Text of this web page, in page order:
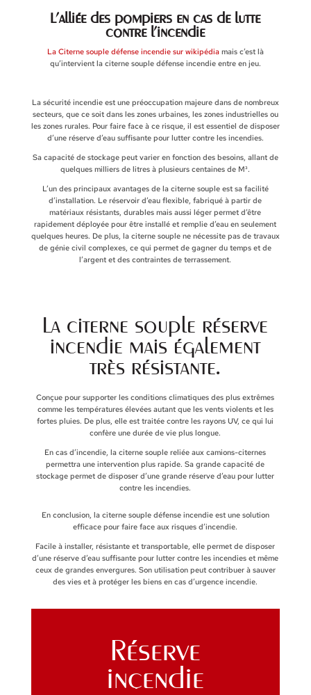
L’alliée des pompiers en cas de lutte
contre l’incendie
La Citerne souple défense incendie sur wikipédia mais c’est là
qu’intervient la citerne souple défense incendie entre en jeu.
La sécurité incendie est une préoccupation majeure dans de nombreux
secteurs, que ce soit dans les zones urbaines, les zones industrielles ou
les zones rurales. Pour faire face à ce risque, il est essentiel de disposer
d’une réserve d’eau suffisante pour lutter contre les incendies.
Sa capacité de stockage peut varier en fonction des besoins, allant de
quelques milliers de litres à plusieurs centaines de M³.
L’un des principaux avantages de la citerne souple est sa facilité
d’installation. Le réservoir d’eau flexible, fabriqué à partir de
matériaux résistants, durables mais aussi léger permet d’être
rapidement déployée pour être installé et remplie d’eau en seulement
quelques heures. De plus, la citerne souple ne nécessite pas de travaux
de génie civil complexes, ce qui permet de gagner du temps et de
l’argent et des contraintes de terrassement.
La citerne souple réserve
incendie mais également
très résistante.
Conçue pour supporter les conditions climatiques des plus extrêmes
comme les températures élevées autant que les vents violents et les
fortes pluies. De plus, elle est traitée contre les rayons UV, ce qui lui
confère une durée de vie plus longue.
En cas d’incendie, la citerne souple reliée aux camions-citernes
permettra une intervention plus rapide. Sa grande capacité de
stockage permet de disposer d’une grande réserve d’eau pour lutter
contre les incendies.
En conclusion, la citerne souple défense incendie est une solution
efficace pour faire face aux risques d’incendie.
Facile à installer, résistante et transportable, elle permet de disposer
d’une réserve d’eau suffisante pour lutter contre les incendies et même
ceux de grandes envergures. Son utilisation peut contribuer à sauver
des vies et à protéger les biens en cas d’urgence incendie.
Réserve
incendie